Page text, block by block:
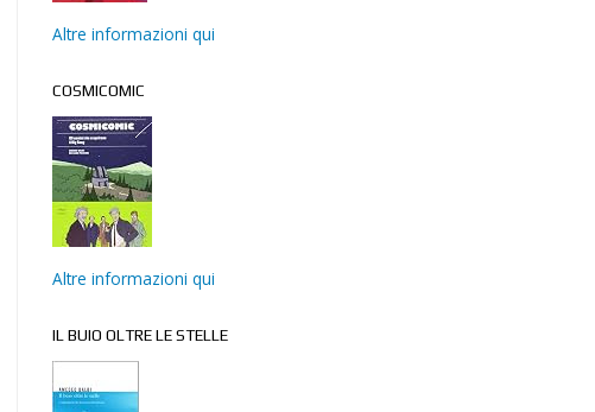
Altre informazioni qui
COSMICOMIC
Altre informazioni qui
IL BUIO OLTRE LE STELLE